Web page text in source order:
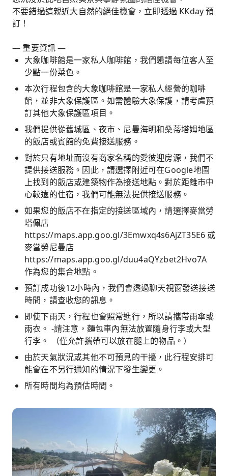
不要錯過這親近大自然的絕佳機會，立即透過 KKday 預
訂！
— 重要資訊 —
大象咖啡館是一家私人咖啡館，我們懇請每位客人至
少點一份菜色。
本次行程包含的大象咖啡館是一家私人經營的咖啡
館，並非大象保護區。如需體驗大象保護，請考慮預
訂其他大象保護區項目。
我們提供從舊城區、夜市、尼曼海明和桑蒂塔姆地區
的飯店或賓館的免費接送服務。
對於只有地址而沒有商家名稱的愛彼迎房源，我們不
提供接送服務。因此，請選擇附近可在Google地圖
上找到的飯店或建築物作為接送地點。對於距離市中
心較遠的住宿，我們可能無法提供接送服務。
如果您的飯店不在指定的接送區域內，請選擇麥當勞
塔佩店
https://maps.app.goo.gl/3Emwxq4s6AjZT35E6 或
麥當勞尼曼店
https://maps.app.goo.gl/duu4aQYzbet2Hvo7A
作為您的集合地點。
預訂成功後12小時內，我們會透過聊天視窗發送接送
時間，請查收您的訊息。
即使下雨天，行程也會照常進行，所以請攜帶雨傘或
雨衣。 -請注意，麵包車內無法放置隨身行李或大型
行李。 （僅允許攜帶可以放在腿上的物品。）
由於天氣狀況或其他不可預見的干擾，此行程安排可
能會在不另行通知的情況下發生變更。
所有時間均為預估時間。